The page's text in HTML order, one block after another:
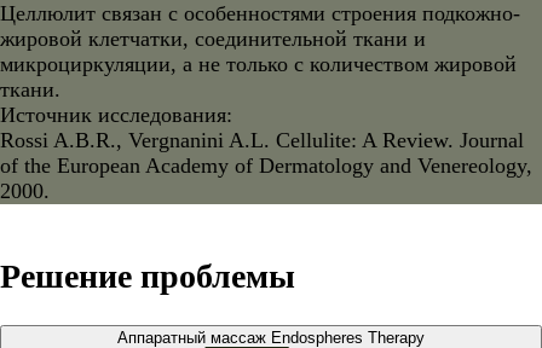
Целлюлит связан с особенностями строения подкожно-
жировой клетчатки, соединительной ткани и
микроциркуляции, а не только с количеством жировой
ткани.
Источник исследования:
Rossi A.B.R., Vergnanini A.L. Cellulite: A Review. Journal
of the European Academy of Dermatology and Venereology,
2000.
Решение проблемы
Аппаратный массаж Endospheres Therapy